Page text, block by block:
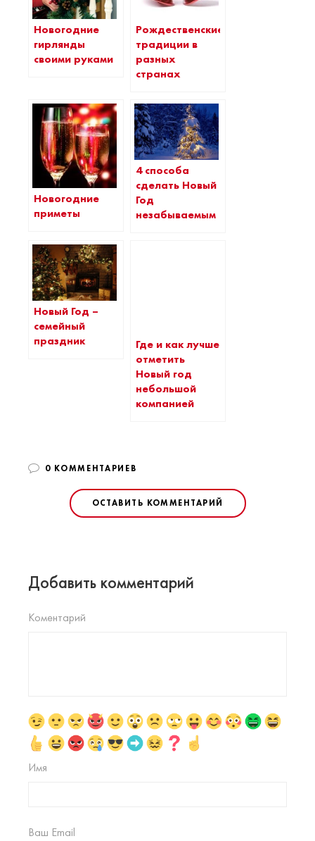
Новогодние
гирлянды
своими руками
Рождественские
традиции в
разных
странах
Новогодние
приметы
4 способа
сделать Новый
Год
незабываемым
Новый Год –
семейный
праздник
Где и как лучше
отметить
Новый год
небольшой
компанией
0 КОММЕНТАРИЕВ
ОСТАВИТЬ КОММЕНТАРИЙ
Добавить комментарий
Коментарий
Имя
Ваш Email